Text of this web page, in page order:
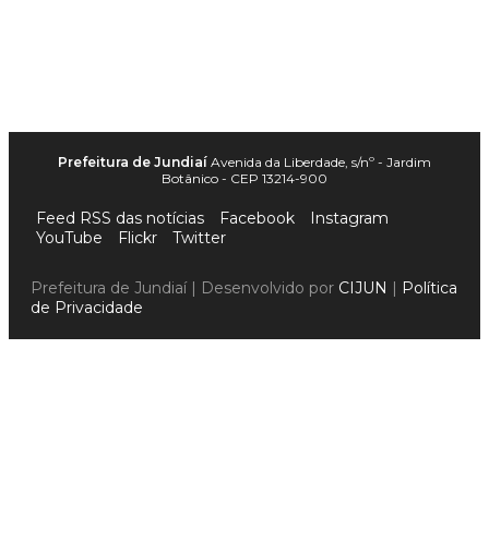
Prefeitura de Jundiaí Avenida da Liberdade, s/nº - Jardim
Botânico - CEP 13214-900
Feed RSS das notícias Facebook
Instagram
YouTube
Flickr Twitter
Prefeitura de Jundiaí | Desenvolvido por CIJUN | Política
de Privacidade